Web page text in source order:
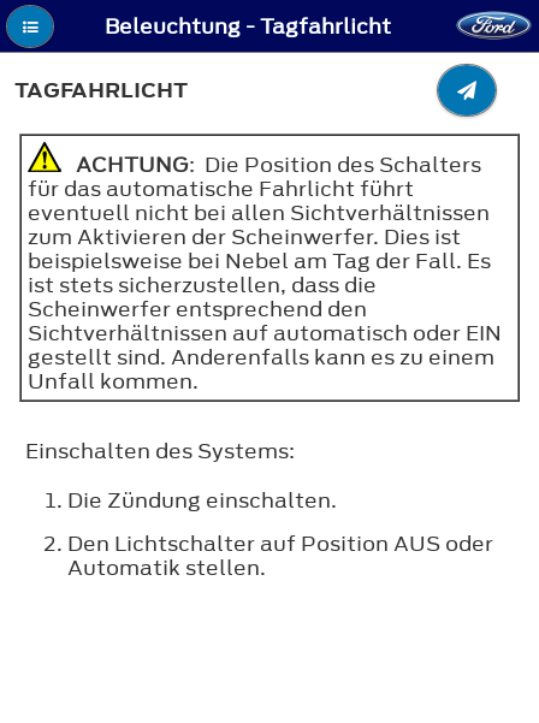
Beleuchtung - Tagfahrlicht
TAGFAHRLICHT
ACHTUNG: Die Position des Schalters
für das automatische Fahrlicht führt
eventuell nicht bei allen Sichtverhältnissen
zum Aktivieren der Scheinwerfer. Dies ist
beispielsweise bei Nebel am Tag der Fall. Es
ist stets sicherzustellen, dass die
Scheinwerfer entsprechend den
Sichtverhältnissen auf automatisch oder EIN
gestellt sind. Anderenfalls kann es zu einem
Unfall kommen.
Einschalten des Systems:
Die Zündung einschalten.
Den Lichtschalter auf Position AUS oder
Automatik stellen.